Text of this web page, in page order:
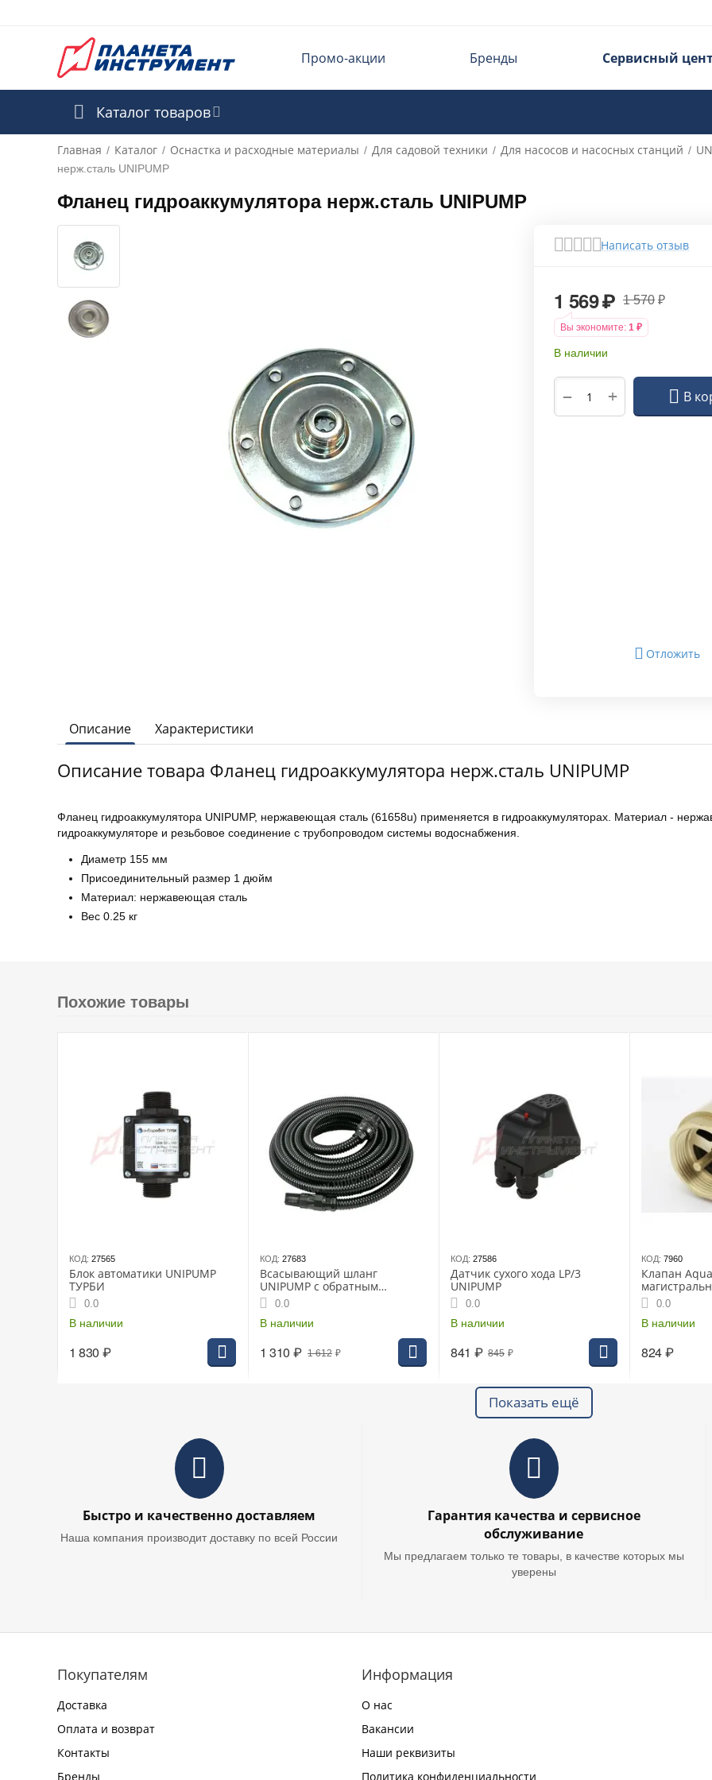
Промо-акции Бренды Сервисный
Каталог товаров
Главная / Каталог / Оснастка и расходные материалы / Для садовой техники / Для насосов и насосных станций /
нерж.сталь UNIPUMP
Фланец гидроаккумулятора нерж.сталь UNIPUMP
Написать отзыв
1 569₽ 1 570 ₽
Вы экономите: 1 ₽
В наличии
+
− В
Отложить
Описание Характеристики
Описание товара Фланец гидроаккумулятора нерж.сталь UNIPUMP
Фланец гидроаккумулятора UNIPUMP, нержавеющая сталь (61658u) применяется в гидроаккумуляторах. Материал -
гидроаккумуляторе и резьбовое соединение с трубопроводом системы водоснабжения.
Диаметр 155 мм
Присоединительный размер 1 дюйм
Материал: нержавеющая сталь
Вес 0.25 кг
Похожие товары
КОД: 27565
Блок автоматики UNIPUMP
ТУРБИ
0.0
В наличии
1 830 ₽
КОД: 27683
Всасывающий шланг
UNIPUMP с обратным
клапаном 7 м
0.0
В наличии
1 612 ₽
1 310 ₽
КОД: 27586
Датчик сухого хода LP/3
UNIPUMP
0.0
В наличии
845 ₽
841 ₽
КОД: 7960
Клапан
0.0
В наличии
824₽
Показать ещё
Быстро и качественно доставляем
Наша компания производит доставку по всей России
Гарантия качества и сервисное
обслуживание
Мы предлагаем только те товары, в качестве которых мы
уверены
Покупателям
Доставка
Оплата и возврат
Контакты
Бренды
Информация
О нас
Вакансии
Наши реквизиты
Политика конфиденциальности